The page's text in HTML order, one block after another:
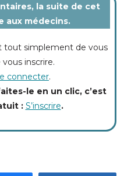
la suite de cet
aux médecins.
tout simplement de vous
inscrire.
connecter.
le en un clic, c’est
: S’inscrire.